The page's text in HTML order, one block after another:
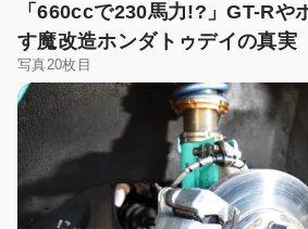
「660ccで230馬力!?」GT-Rや
す魔改造ホンダトゥデイの真実
写真20枚目